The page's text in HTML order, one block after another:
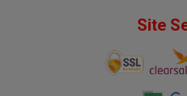
Site